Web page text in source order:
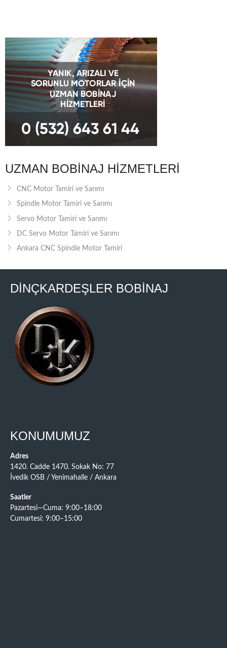
UZMAN BOBINAJ HIZMETLERI
CNC Motor Tamiri ve Sarımı
Spindle Motor Tamiri ve Sarımı
Servo Motor Tamiri ve Sarımı
DC Servo Motor Tamiri ve Sarımı
Ankara CNC Spindle Motor Tamiri
DİNÇKARDEŞLER BOBİNAJ
KONUMUMUZ
Adres
1420. Cadde 1470. Sokak No: 77
İvedik OSB / Yenimahalle / Ankara
Saatler
Pazartesi—Cuma: 9:00–18:00
Cumartesi: 9:00–15:00